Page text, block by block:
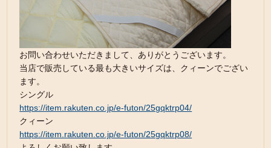
お問い合わせいただきまして、ありがとうございます。
当店で販売している最も大きいサイズは、クィーンでござい
ます。
シングル
https://item.rakuten.co.jp/e-futon/25gqktrp04/
クィーン
https://item.rakuten.co.jp/e-futon/25gqktrp08/